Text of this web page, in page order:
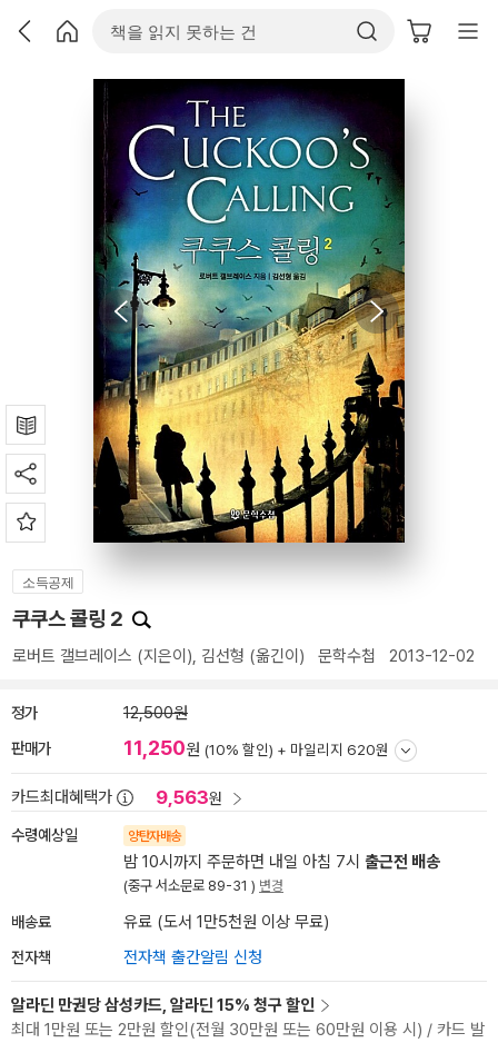
소득공제
쿠쿠스 콜링 2
로버트 갤브레이스 (지은이), 김선형 (옮긴이) 문학수첩 2013-12-02
정가 12,500원
판매가 11,250원 (10% 할인) + 마일리지 620원
카드최대혜택가 9,563원
수령예상일 양탄자배송
밤 10시까지 주문하면 내일 아침 7시 출근전 배송
(중구 서소문로 89-31 ) 변경
배송료 유료 (도서 1만5천원 이상 무료)
전자책 전자책 출간알림 신청
알라딘 만권당 삼성카드, 알라딘 15% 청구 할인
최대 1만원 또는 2만원 할인(전월 30만원 또는 60만원 이용 시) / 카드 발